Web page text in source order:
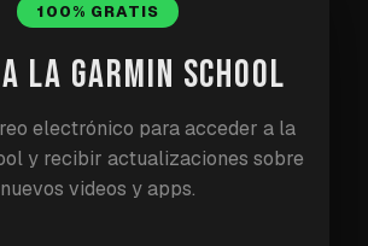
normal no tiene oponente. Un
estructura, pero no siempre
100% GRATIS
LA GARMIN SCHOOL
electrónico para acceder a la
y recibir actualizaciones sobre
nuevos videos y apps.